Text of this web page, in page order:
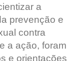
a
prevenção e
contra
a ação, foram
e orientações